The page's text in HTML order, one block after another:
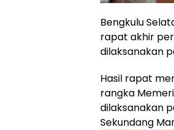
Bengkulu
rapat akhir
dilaksanakan
Hasil rapat
rangka
dilaksanakan
Sekundang